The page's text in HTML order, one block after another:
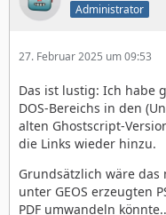
Administrator
27. Februar 2025 um 09:53
Das ist lustig: Ich habe
DOS-Bereichs in den
alten Ghostscript-
die Links wieder hinzu.
Grundsätzlich wäre das
unter GEOS erzeugten
PDF umwandeln